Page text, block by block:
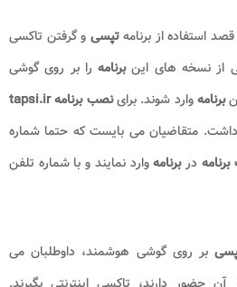
استفاده از برنامهتپسی و گرفتن تاکسی
از نسخه های اینبرنامه را بر روی گوشی
برنامهوارد شوند. براینصب برنامه tapsi.ir
متقاضیان می بایست که حتما شماره
دربرنامهوارد نمایند و با شماره تلفن
بر روی گوشی هوشمند، داوطلبان می